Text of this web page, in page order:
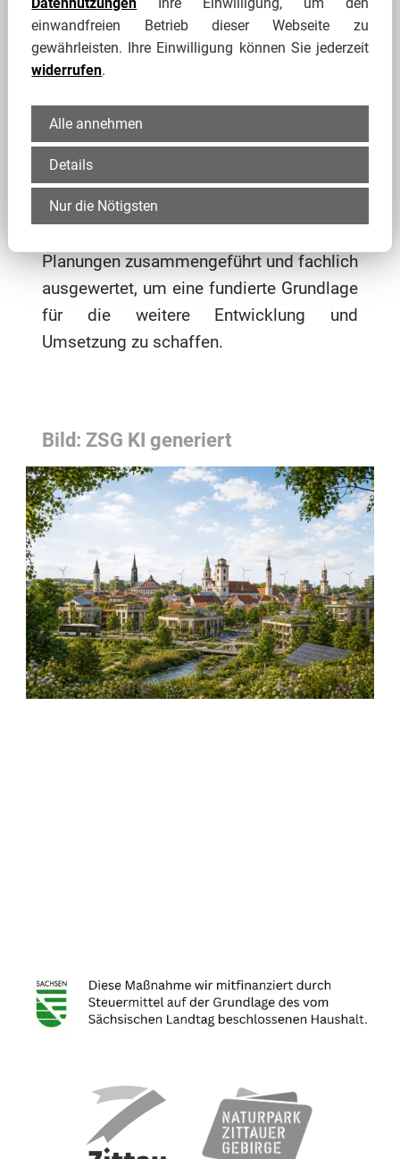
klimaresilienten Stadt vorbereitet.
Ziel
der Studie ist es, die Rahmenbedingungen
und Potenziale für eine zukünftige
Bewerbung zu prüfen sowie erste
Maßnahmen und
Entwicklungsschwerpunkte für einen
klimaresilienten Stadtumbau aufzuzeigen.
Dabei werden bereits vorliegende
Planungen zusammengeführt und fachlich
ausgewertet, um eine fundierte Grundlage
für die weitere Entwicklung und
Umsetzung zu schaffen.
Bild: ZSG KI generiert
einwandfreien Betrieb dieser Webseite zu
gewährleisten. Ihre Einwilligung können Sie jederzeit
widerrufen.
Alle annehmen
Details
Nur die Nötigsten